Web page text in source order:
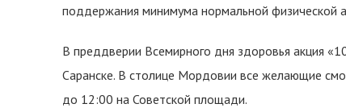
поддержания минимума нормальной физической
В преддверии Всемирного дня здоровья акция
Саранске. В столице Мордовии все желающие
до 12:00 на Советской площади.